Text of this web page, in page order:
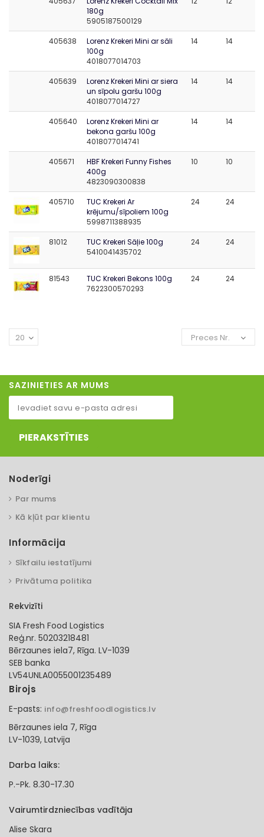
180g
5905187500129
405638
Lorenz Krekeri Mini ar sāli
100g
4018077014703
14 14
405639
Lorenz Krekeri Mini ar siera
un sīpolu garšu 100g
4018077014727
14 14
405640
Lorenz Krekeri Mini ar
bekona garšu 100g
4018077014741
14 14
405671
HBF Krekeri Funny Fishes
400g
4823090300838
10 10
405710
TUC Krekeri Ar
krējumu/sīpoliem 100g
5998711388935
24 24
81012
TUC Krekeri Sāļie 100g
5410041435702
24 24
81543
TUC Krekeri Bekons 100g
7622300570293
24 24
Preces Nr.
20
SAZINIETIES AR MUMS
PIERAKSTĪTIES
Noderīgi
Par mums
Kā kļūt par klientu
Informācija
Sīkfailu iestatījumi
Privātuma politika
Rekvizīti
SIA Fresh Food Logistics
Reģ.nr. 50203218481
Bērzaunes iela7, Rīga. LV-1039
SEB banka
LV54UNLA0055001235489
Birojs
E-pasts: info@freshfoodlogistics.lv
Bērzaunes iela 7, Rīga
LV-1039, Latvija
Darba laiks:
P.-Pk. 8.30-17.30
Vairumtirdzniecības vadītāja
Alise Skara